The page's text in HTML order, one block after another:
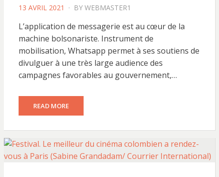
POSTED
13 AVRIL 2021 BY WEBMASTER1
L’application de messagerie est au cœur de la
machine bolsonariste. Instrument de
mobilisation, Whatsapp permet à ses soutiens de
divulguer à une très large audience des
campagnes favorables au gouvernement,…
READ MORE